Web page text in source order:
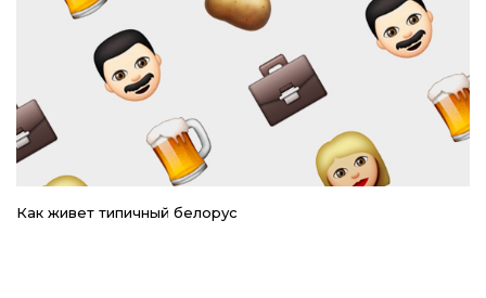
Как живет типичный белорус